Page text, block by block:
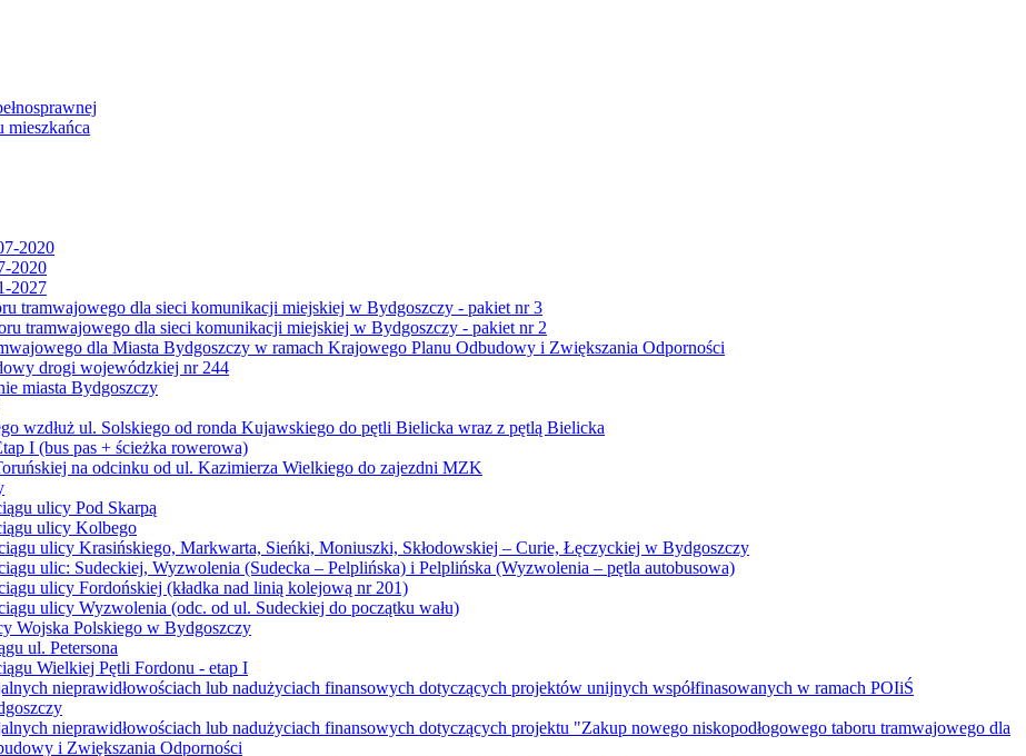
mieszkańca
2020
2020
2027
tramwajowego dla sieci komunikacji miejskiej w Bydgoszczy - pakiet nr 3
tramwajowego dla sieci komunikacji miejskiej w Bydgoszczy - pakiet nr 2
dla Miasta Bydgoszczy w ramach Krajowego Planu Odbudowy i Zwiększania Odporności
drogi wojewódzkiej nr 244
miasta Bydgoszczy
wzdłuż ul. Solskiego od ronda Kujawskiego do pętli Bielicka wraz z pętlą Bielicka
I (bus pas + ścieżka rowerowa)
na odcinku od ul. Kazimierza Wielkiego do zajezdni MZK
ulicy Pod Skarpą
ulicy Kolbego
ulicy Krasińskiego, Markwarta, Sieńki, Moniuszki, Skłodowskiej – Curie, Łęczyckiej w Bydgoszczy
ulic: Sudeckiej, Wyzwolenia (Sudecka – Pelplińska) i Pelplińska (Wyzwolenia – pętla autobusowa)
ulicy Fordońskiej (kładka nad linią kolejową nr 201)
ulicy Wyzwolenia (odc. od ul. Sudeckiej do początku wału)
Wojska Polskiego w Bydgoszczy
ul. Petersona
Wielkiej Pętli Fordonu - etap I
nieprawidłowościach lub nadużyciach finansowych dotyczących projektów unijnych współfinasowanych w ramach POIiŚ
nieprawidłowościach lub nadużyciach finansowych dotyczących projektu "Zakup nowego niskopodłogowego taboru tramwajowego dla
i Zwiększania Odporności